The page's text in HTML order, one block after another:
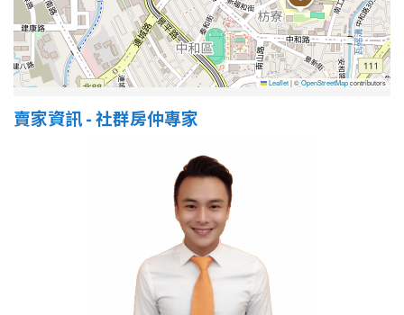
Leaflet|©OpenStreetMapcontributors
賣家資訊 - 社群房仲專家